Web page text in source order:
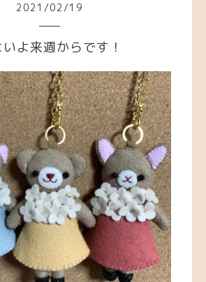
2021 /02 /19
いよ来週からです！